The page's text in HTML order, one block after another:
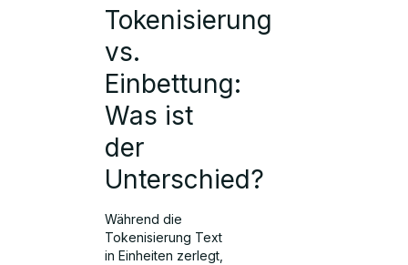
Tokenisierung
vs.
Einbettung:
Was ist
der
Unterschied?
Während die
Tokenisierung Text
in Einheiten zerlegt,